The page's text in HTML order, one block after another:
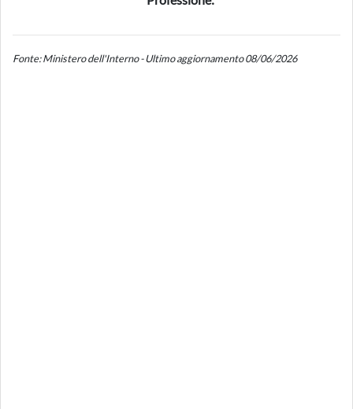
Fonte: Ministero dell'Interno - Ultimo aggiornamento 08/06/2026